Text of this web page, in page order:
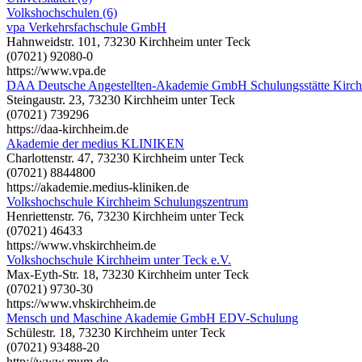
Volkshochschulen (6)
vpa Verkehrsfachschule GmbH
Hahnweidstr. 101, 73230 Kirchheim unter Teck
(07021) 92080-0
https://www.vpa.de
DAA Deutsche Angestellten-Akademie GmbH Schulungsstätte
Steingaustr. 23, 73230 Kirchheim unter Teck
(07021) 739296
https://daa-kirchheim.de
Akademie der medius KLINIKEN
Charlottenstr. 47, 73230 Kirchheim unter Teck
(07021) 8844800
https://akademie.medius-kliniken.de
Volkshochschule Kirchheim Schulungszentrum
Henriettenstr. 76, 73230 Kirchheim unter Teck
(07021) 46433
https://www.vhskirchheim.de
Volkshochschule Kirchheim unter Teck e.V.
Max-Eyth-Str. 18, 73230 Kirchheim unter Teck
(07021) 9730-30
https://www.vhskirchheim.de
Mensch und Maschine Akademie GmbH EDV-Schulung
Schülestr. 18, 73230 Kirchheim unter Teck
(07021) 93488-20